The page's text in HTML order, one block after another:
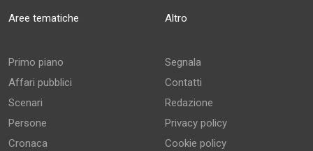
Aree tematiche
Primo piano
Affari pubblici
Scenari
Persone
Cronaca
Altro
Segnala
Contatti
Redazione
Privacy policy
Cookie policy